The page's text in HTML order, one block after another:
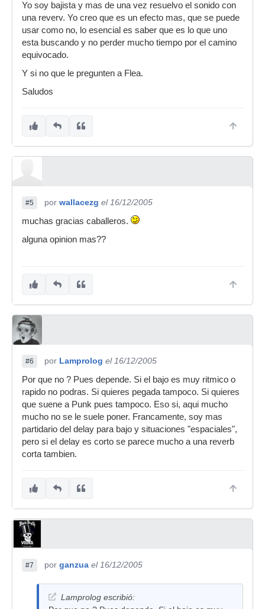
Yo soy bajista y mas de una vez resuelvo el sonido con
una reverv. Yo creo que es un efecto mas, que se puede
usar como no, lo esencial es saber que es lo que uno
esta buscando y no perder mucho tiempo por el camino
equivocado.
Y si no que le pregunten a Flea.
Saludos
#5 por wallacezg el 16/12/2005
muchas gracias caballeros.
alguna opinion mas??
#6 por Lamprolog el 16/12/2005
Por que no ? Pues depende. Si el bajo es muy ritmico o
rapido no podras. Si quieres pegada tampoco. Si quieres
que suene a Punk pues tampoco. Eso si, aqui mucho
mucho no se le suele poner. Francamente, soy mas
partidario del delay para bajo y situaciones "espaciales",
pero si el delay es corto se parece mucho a una reverb
corta tambien.
#7 por ganzua el 16/12/2005
Lamprolog escribió: